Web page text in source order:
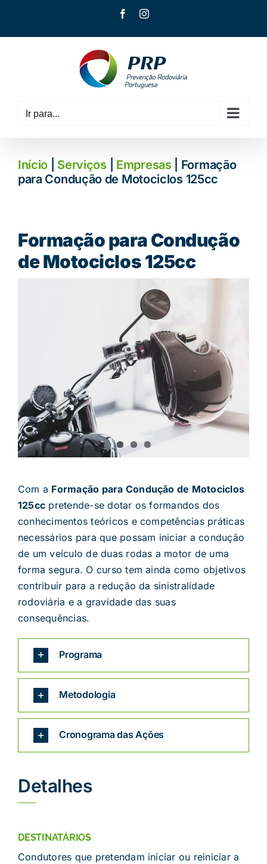
content
FacebookInstagram
Ir para...
Início Serviços| Empresas| Formação
para Condução de Motociclos 125cc
Formação para Condução
de Motociclos 125cc
Com a Formação para Condução de Motociclos
125cc pretende-se dotar os formandos dos
conhecimentos teóricos e competências práticas
necessários para que possam iniciar a condução
de um veículo de duas rodas a motor de uma
forma segura. O curso tem ainda como objetivos
contribuir para a redução da sinistralidade
rodoviária e a gravidade das suas
consequências.
Programa
Metodologia
Cronograma das Ações
Detalhes
DESTINATÁRIOS
Condutores que pretendam iniciar ou reiniciar a